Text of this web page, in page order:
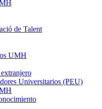
de Talent
UMH
Universitarios (PEU)